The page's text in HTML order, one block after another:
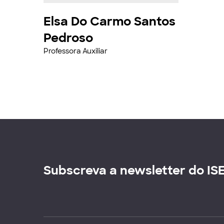
Elsa Do Carmo Santos
Pedroso
Professora Auxiliar
Subscreva a newsletter do